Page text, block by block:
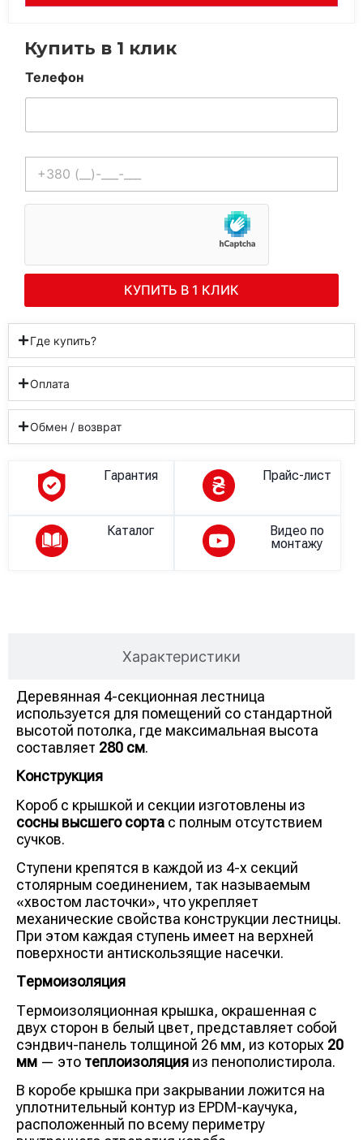
Купить в 1 клик
Телефон
Телефон*
КУПИТЬ В 1 КЛИК
Где купить?
Оплата
Обмен / возврат
Гарантия Прайс-лист
Каталог
Видео по
монтажу
Характеристики
Деревянная 4-секционная лестница
используется для помещений со стандартной
высотой потолка, где максимальная высота
составляет 280 см.
Конструкция
Короб с крышкой и секции изготовлены из
сосны высшего сорта с полным отсутствием
сучков.
Ступени крепятся в каждой из 4-х секций
столярным соединением, так называемым
«хвостом ласточки», что укрепляет
механические свойства конструкции лестницы.
При этом каждая ступень имеет на верхней
поверхности антискользящие насечки.
Термоизоляция
Термоизоляционная крышка, окрашенная с
двух сторон в белый цвет, представляет собой
сэндвич-панель толщиной 26 мм, из которых 20
мм — это теплоизоляция из пенополистирола.
В коробе крышка при закрывании ложится на
уплотнительный контур из EPDM-каучука,
расположенный по всему периметру